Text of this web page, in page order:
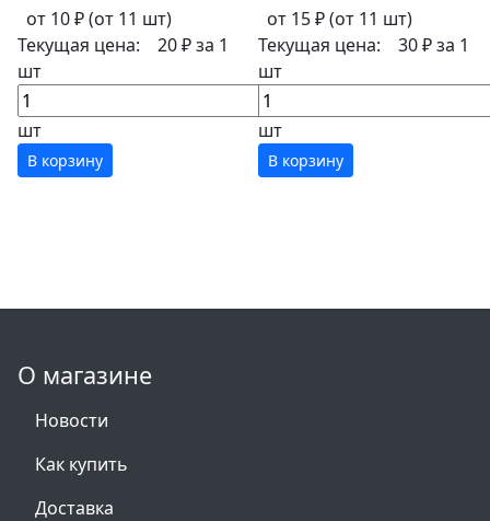
от 10 ₽(от 11 шт)
Текущая цена:
20 ₽за 1
шт
шт
В корзину
от 15 ₽(от 11 шт)
Текущая цена:
30 ₽за 1
шт
шт
В корзину
О магазине
Новости
Как купить
Доставка